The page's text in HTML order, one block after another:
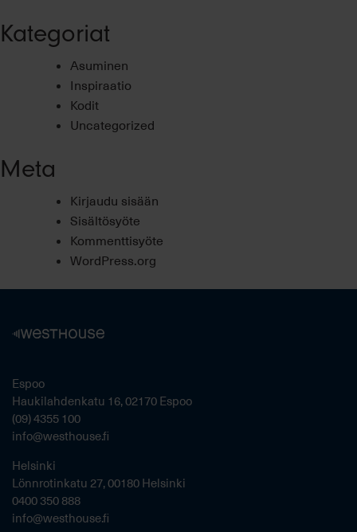
Kategoriat
Asuminen
Inspiraatio
Kodit
Uncategorized
Meta
Kirjaudu sisään
Sisältösyöte
Kommenttisyöte
WordPress.org
Espoo
Haukilahdenkatu 16, 02170 Espoo
(09) 4355 100
info@westhouse.fi
Helsinki
Lönnrotinkatu 27, 00180 Helsinki
0400 350 888
info@westhouse.fi